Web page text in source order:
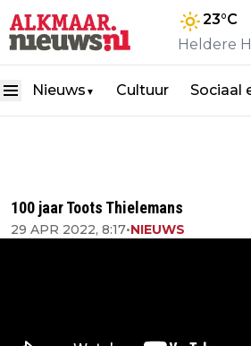
23°C
Heldere
Nieuws ▼ Cultuur Sociaal
100 jaar Toots Thielemans
29 APR 2022, 8:17•NIEUWS